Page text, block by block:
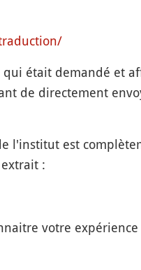
était demandé et
de directement
l'institut est
:
votre